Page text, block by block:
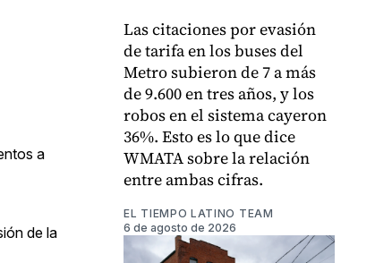
a
de la
Las citaciones por evasión
de tarifa en los buses del
Metro subieron de 7 a más
de 9.600 en tres años, y los
robos en el sistema cayeron
36%. Esto es lo que dice
WMATA sobre la relación
entre ambas cifras.
EL TIEMPO LATINO TEAM
6 de agosto de 2026